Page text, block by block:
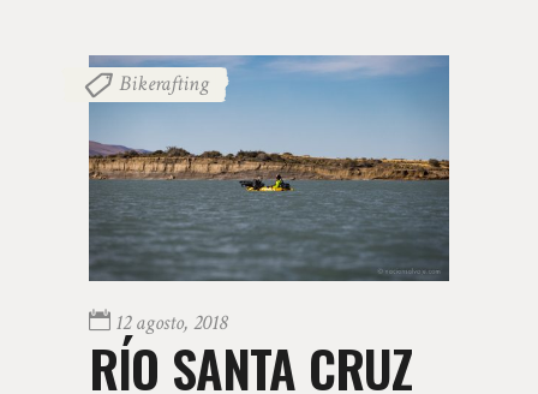
Bikerafting
12 agosto, 2018
RÍO SANTA CRUZ